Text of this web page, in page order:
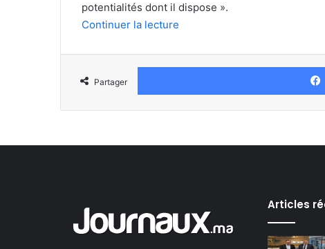
potentialités dont il dispose ».
Continuer la lecture
Partager
Articles